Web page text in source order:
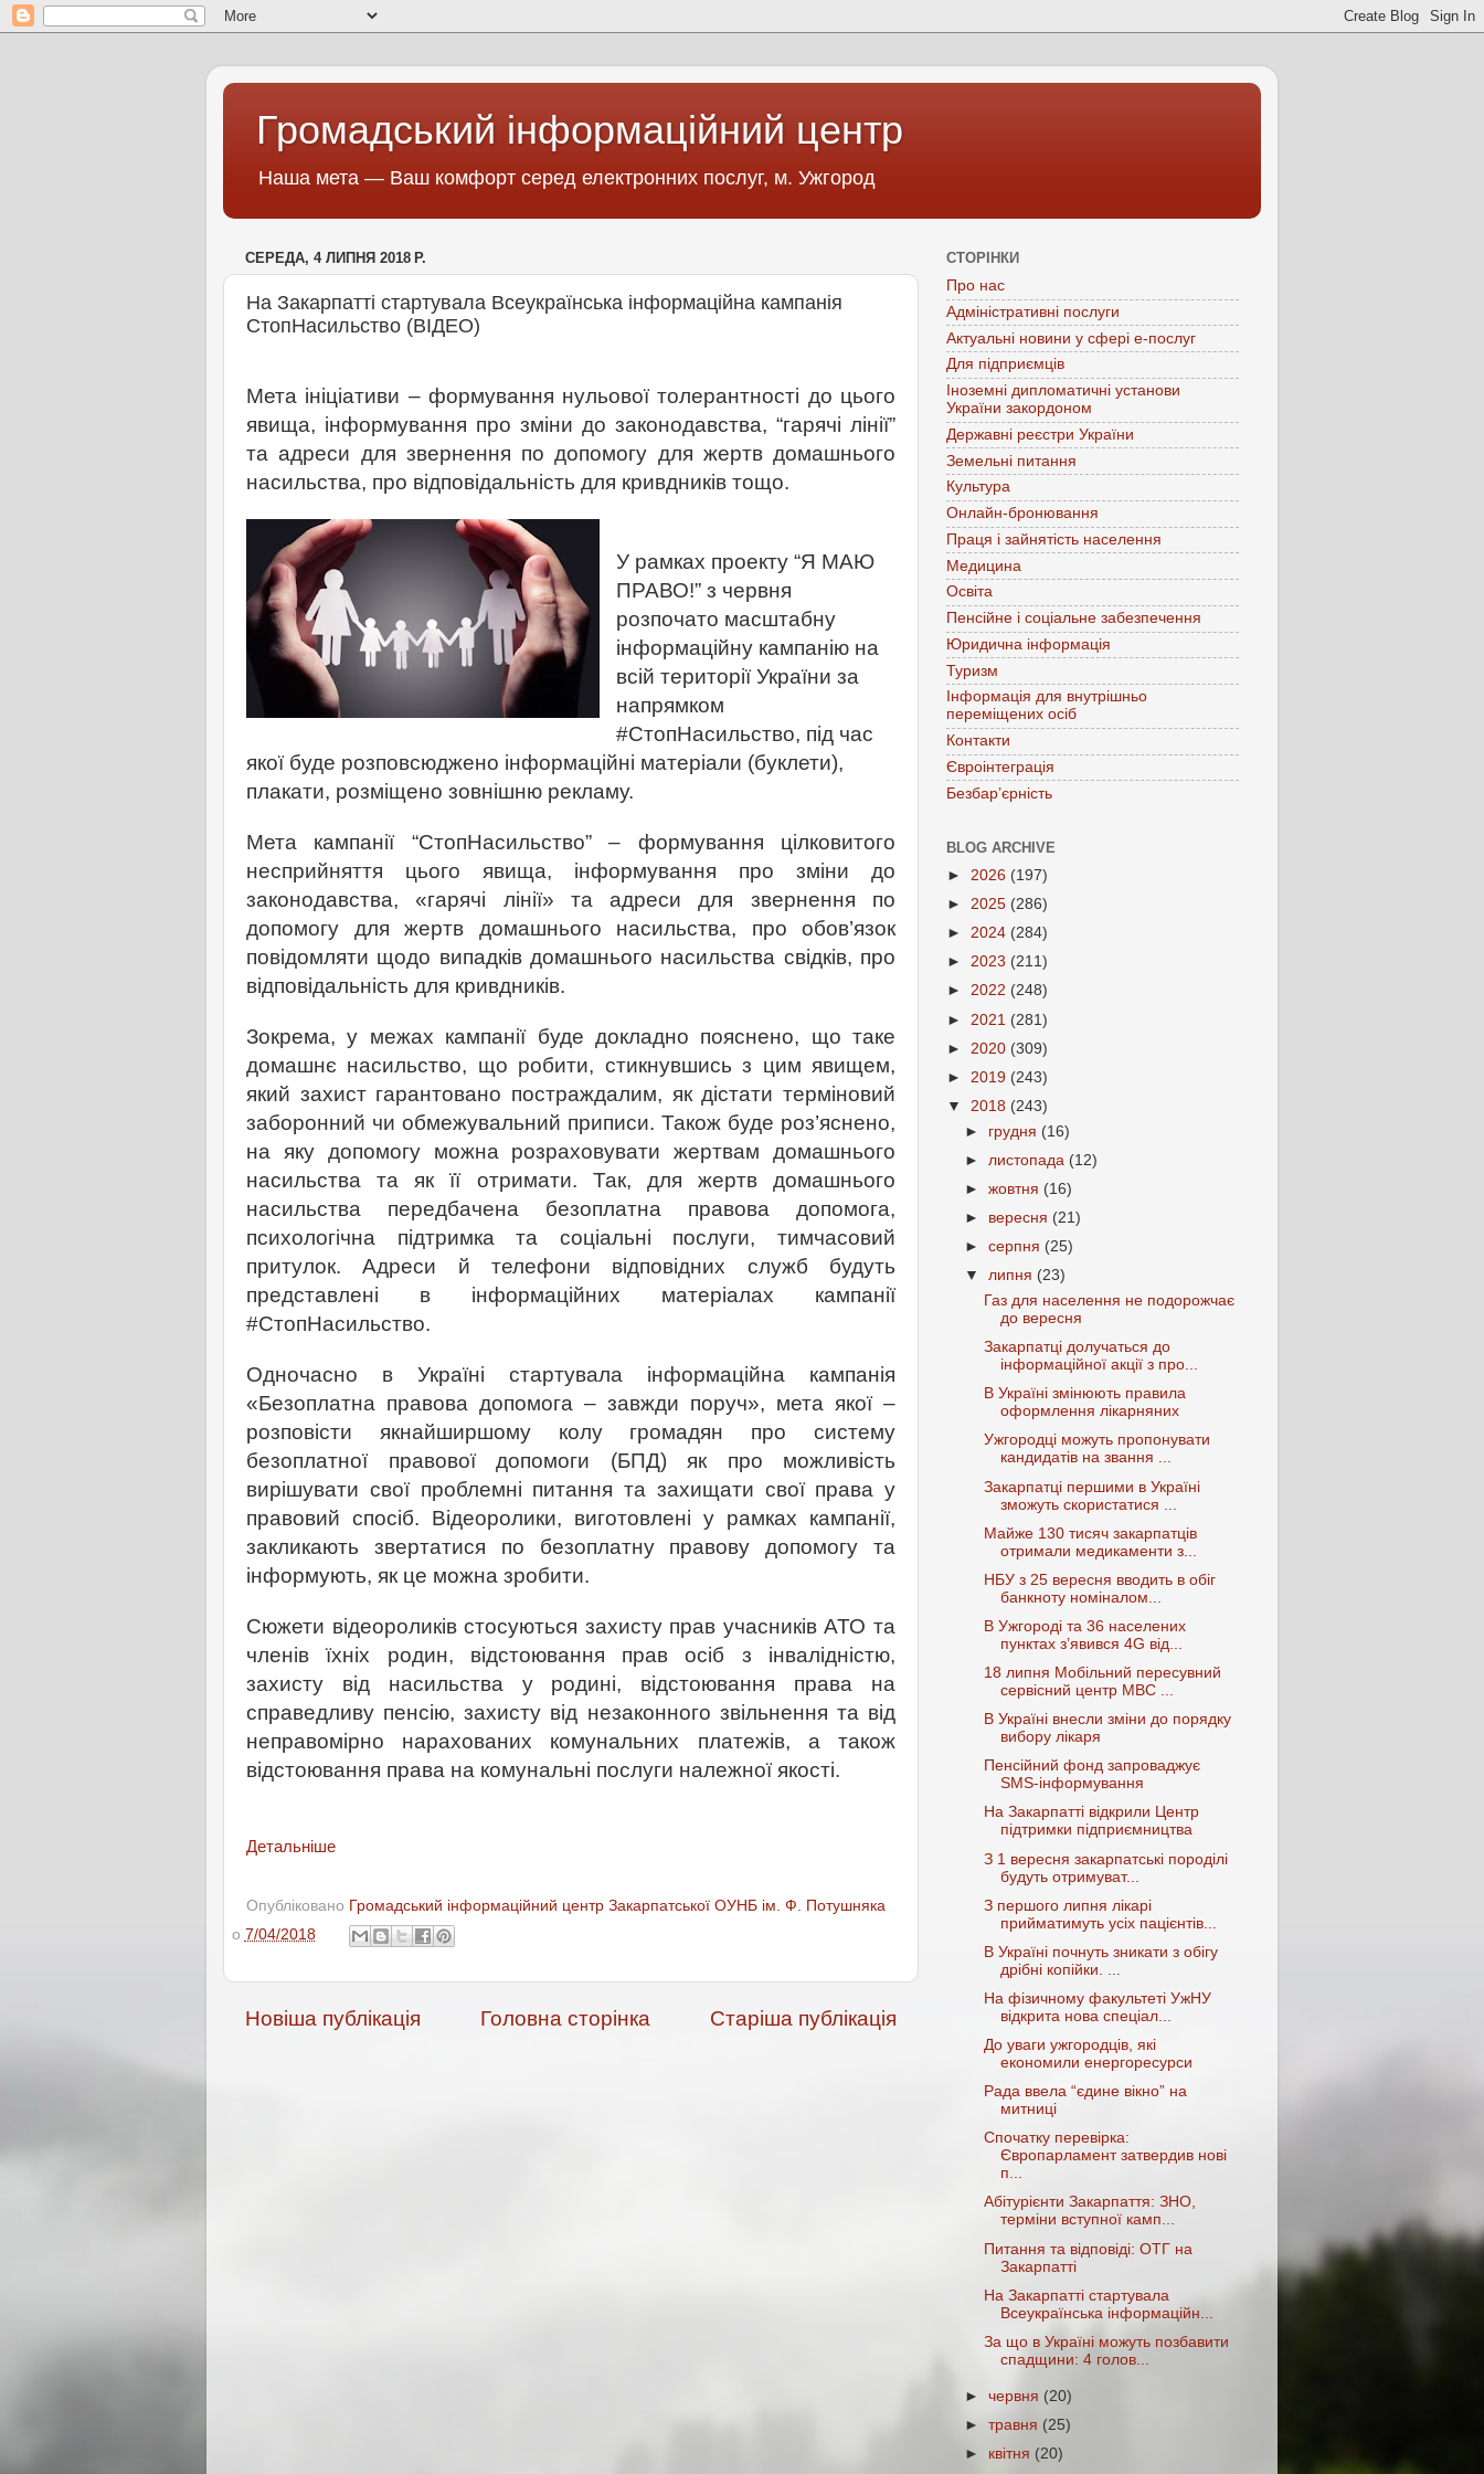
Громадський інформаційний центр
Наша мета — Ваш комфорт серед електронних послуг, м. Ужгород
СЕРЕДА, 4 ЛИПНЯ 2018 Р.
На Закарпатті стартувала Всеукраїнська інформаційна кампанія
СтопНасильство (ВІДЕО)
Мета ініціативи – формування нульової толерантності до цього
явища, інформування про зміни до законодавства, “гарячі лінії”
та адреси для звернення по допомогу для жертв домашнього
насильства, про відповідальність для кривдників тощо.
У рамках проекту “Я МАЮ
ПРАВО!”з червня
розпочато масштабну
інформаційну кампанію на
всій території України за
напрямком
#СтопНасильство, під час
якої буде розповсюджено інформаційні матеріали (буклети),
плакати, розміщено зовнішню рекламу.
Мета кампанії “СтопНасильство”– формування цілковитого
несприйняття цього явища, інформування про зміни до
законодавства, «гарячі лінії» та адреси для звернення по
допомогу для жертв домашнього насильства, про обов’язок
повідомляти щодо випадків домашнього насильства свідків, про
відповідальність для кривдників.
Зокрема, у межах кампанії буде докладно пояснено, що таке
домашнє насильство, що робити, стикнувшись з цим явищем,
який захист гарантовано постраждалим, як дістати терміновий
заборонний чи обмежувальний приписи. Також буде роз’яснено,
на яку допомогу можна розраховувати жертвам домашнього
насильства та як її отримати. Так, для жертв домашнього
насильства передбачена безоплатна правова допомога,
психологічна підтримка та соціальні послуги, тимчасовий
притулок. Адреси й телефони відповідних служб будуть
представлені в інформаційних матеріалах кампанії
#СтопНасильство.
Одночасно в Україні стартувала інформаційна кампанія
«Безоплатна правова допомога – завжди поруч», мета якої –
розповісти якнайширшому колу громадян про систему
безоплатної правової допомоги (БПД) як про можливість
вирішувати свої проблемні питання та захищати свої права у
правовий спосіб. Відеоролики, виготовлені у рамках кампанії,
закликають звертатися по безоплатну правову допомогу та
інформують, як це можна зробити.
Сюжети відеороликів стосуються захисту прав учасників АТО та
членів їхніх родин, відстоювання прав осіб з інвалідністю,
захисту від насильства у родині, відстоювання права на
справедливу пенсію, захисту від незаконного звільнення та від
неправомірно нарахованих комунальних платежів, а також
відстоювання права на комунальні послуги належної якості.
Детальніше
Опубліковано Громадський інформаційний центр Закарпатської ОУНБ ім. Ф. Потушняка
о 7/04/2018
Новіша публікація Старіша публікація
Головна сторінка
СТОРІНКИ
Про нас
Адміністративні послуги
Актуальні новини у сфері е-послуг
Для підприємців
Іноземні дипломатичні установи
України закордоном
Державні реєстри України
Земельні питання
Культура
Онлайн-бронювання
Праця і зайнятість населення
Медицина
Освіта
Пенсійне і соціальне забезпечення
Юридична інформація
Туризм
Інформація для внутрішньо
переміщених осіб
Контакти
Євроінтеграція
Безбар’єрність
BLOG ARCHIVE
► 2026 (197)
► 2025 (286)
► 2024 (284)
► 2023 (211)
► 2022 (248)
► 2021 (281)
► 2020 (309)
► 2019 (243)
▼ 2018 (243)
► грудня (16)
► листопада (12)
►жовтня (16)
► вересня (21)
►серпня (25)
▼липня (23)
Газ для населення не подорожчає
до вересня
Закарпатці долучаться до
інформаційної акції з про...
В Україні змінюють правила
оформлення лікарняних
Ужгородці можуть пропонувати
кандидатів на звання ...
Закарпатці першими в Україні
зможуть скористатися ...
Майже 130 тисяч закарпатців
отримали медикаменти з...
НБУ з 25 вересня вводить в обіг
банкноту номіналом...
В Ужгороді та 36 населених
пунктах з’явився 4G від...
18 липня Мобільний пересувний
сервісний центр МВС ...
В Україні внесли зміни до порядку
вибору лікаря
Пенсійний фонд запроваджує
SMS-інформування
На Закарпатті відкрили Центр
підтримки підприємництва
З 1 вересня закарпатські породілі
будуть отримуват...
З першого липня лікарі
прийматимуть усіх пацієнтів...
В Україні почнуть зникати з обігу
дрібні копійки. ...
На фізичному факультеті УжНУ
відкрита нова спеціал...
До уваги ужгородців, які
економили енергоресурси
Рада ввела “єдине вікно” на
митниці
Спочатку перевірка:
Європарламент затвердив нові
п...
Абітурієнти Закарпаття: ЗНО,
терміни вступної камп...
Питання та відповіді: ОТГ на
Закарпатті
На Закарпатті стартувала
Всеукраїнська інформаційн...
За що в Україні можуть позбавити
спадщини: 4 голов...
►червня (20)
►травня (25)
► квітня (20)